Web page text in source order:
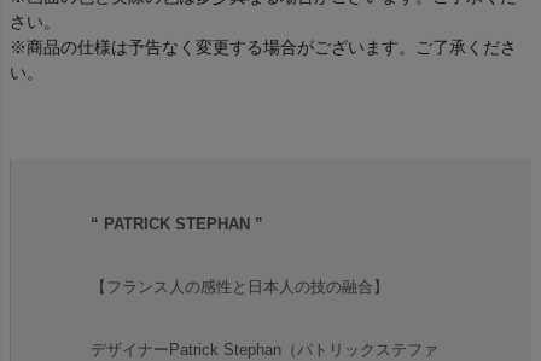
さい。
※商品の仕様は予告なく変更する場合がございます。ご了承くださ
い。
“ PATRICK STEPHAN ”
【フランス人の感性と日本人の技の融合】
デザイナーPatrick Stephan（パトリックステファ